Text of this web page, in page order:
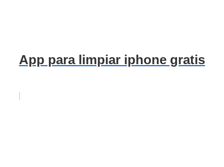
App para limpiar iphone gratis